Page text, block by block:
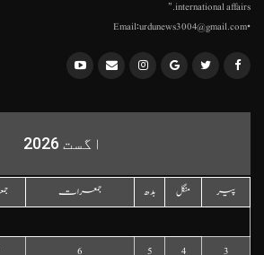
international affairs."
•Email:urdunews3004@gmail.com
اگست 2026
پیر منگل بدھ جمعرات
3
4
5
6